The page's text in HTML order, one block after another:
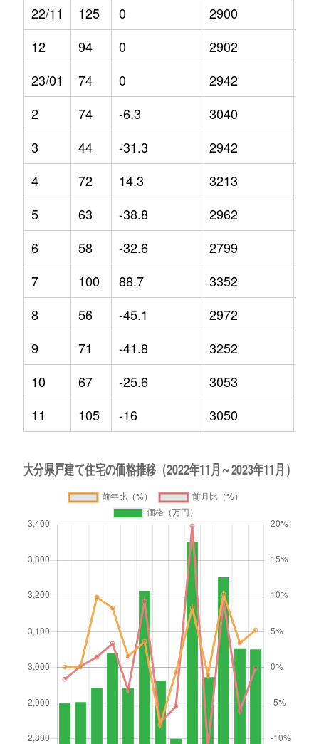
22/11
125 0 2900
12
94 0 2902
23/01
74 0 2942
2
74 -6.3 3040
3
44 -31.3 2942
4
72 14.3 3213
5
63 -38.8 2962
6
58 -32.6 2799
7
100 88.7 3352
8
56 -45.1 2972
9
71 -41.8 3252
10
67 -25.6 3053
11
105 -16 3050